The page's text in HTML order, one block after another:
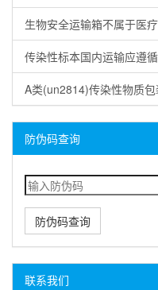
生物安全运输箱不属于医
传染性标本国内运输应遵
A类(un2814)传染性物质包
防伪码查询
防伪码查询
联系我们